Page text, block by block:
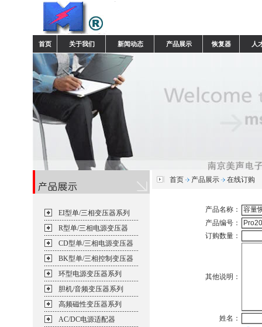
首页 关于我们 新闻动态 产品展示 恢复器 人
EI型单/三相变压器系列
R型单/三相电源变压器
CD型单/三相电源变压器
BK型单/三相控制变压器
环型电源变压器系列
胆机/音频变压器系列
高频磁性变压器系列
AC/DC电源适配器
首页 产品展示 在线订购
产品名称：
产品编号：
订购数量：
其他说明：
姓名：